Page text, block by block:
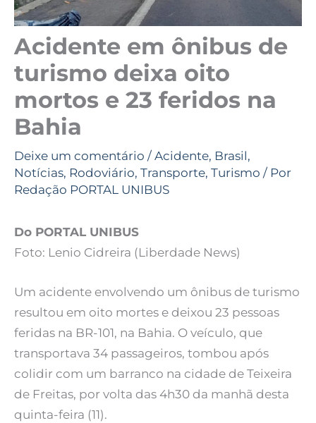
Acidente em ônibus de
turismo deixa oito
mortos e 23 feridos na
Bahia
Deixe um comentário / Acidente, Brasil,
Notícias, Rodoviário, Transporte, Turismo / Por
Redação PORTAL UNIBUS
Do PORTAL UNIBUS
Foto: Lenio Cidreira (Liberdade News)
Um acidente envolvendo um ônibus de turismo
resultou em oito mortes e deixou 23 pessoas
feridas na BR-101, na Bahia. O veículo, que
transportava 34 passageiros, tombou após
colidir com um barranco na cidade de Teixeira
de Freitas, por volta das 4h30 da manhã desta
quinta-feira (11).